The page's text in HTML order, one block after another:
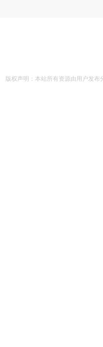
版权声明：本站所有资源由用户发